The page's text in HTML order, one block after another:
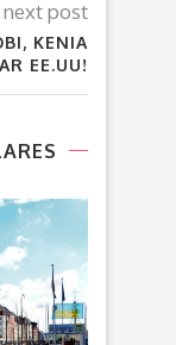
next post
KENIA
EE.UU!